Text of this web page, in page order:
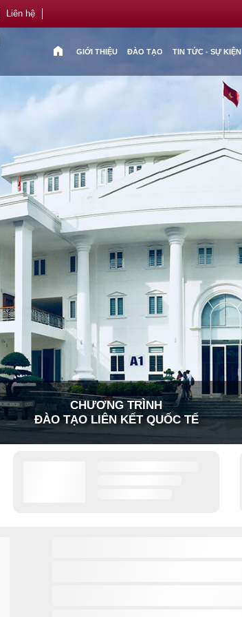
Liên hệ
home GIỚI THIỆU ĐÀO TẠO TIN TỨC - SỰ KIỆN
CHƯƠNG TRÌNH
ĐÀO TẠO LIÊN KẾT QUỐC TẾ